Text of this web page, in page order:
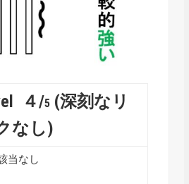
４/5 (深刻なリ
なし)
当なし